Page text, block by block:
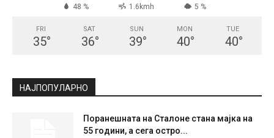
48 % 1.6kmh 5 %
FRI
35°
SAT
36°
SUN
39°
MON
40°
TUE
40°
НАЈПОПУЛАРНО
Поранешната на Сталоне стана мајка на
55 години, а сега остро...